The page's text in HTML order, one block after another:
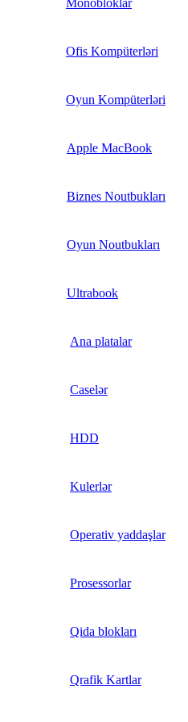
Ofis Kompüterləri
Oyun Kompüterləri
Apple MacBook
Biznes Noutbukları
Oyun Noutbukları
Ultrabook
Ana platalar
Caselər
HDD
Kulerlər
Operativ yaddaşlar
Prosessorlar
Qida blokları
Qrafik Kartlar